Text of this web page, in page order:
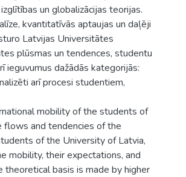
un globalizācijas teorijas.
kvantitatīvās aptaujas un daļēji
Latvijas Universitātes
plūsmas un tendences, studentu
ieguvumus dažādās kategorijās:
arī procesi studentiem,
mobility of the students of
flows and tendencies of the
of the University of Latvia,
mobility, their expectations, and
basis is made by higher